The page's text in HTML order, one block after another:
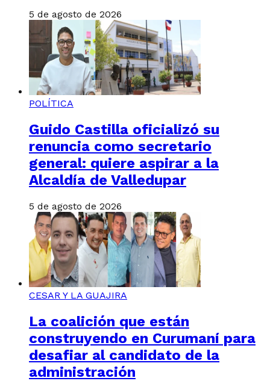
5 de agosto de 2026
POLÍTICA
Guido Castilla oficializó su
renuncia como secretario
general: quiere aspirar a la
Alcaldía de Valledupar
5 de agosto de 2026
CESAR Y LA GUAJIRA
La coalición que están
construyendo en Curumaní para
desafiar al candidato de la
administración